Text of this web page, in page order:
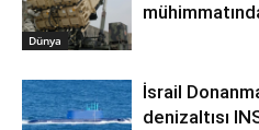
Dünya
İsrail
denizaltısı